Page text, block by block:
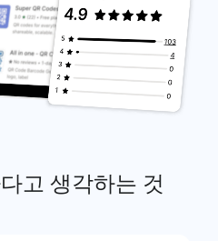
고 생각하는 것